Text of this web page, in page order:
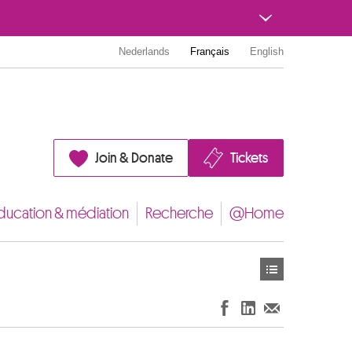
Nederlands Français English
Join & Donate Tickets
& médiation Recherche @Home